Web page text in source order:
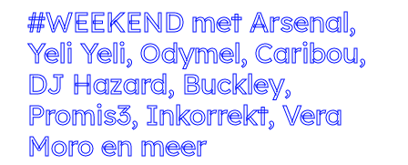
#WEEKEND met Arsenal,
Yeli Yeli, Odymel, Caribou,
DJ Hazard, Buckley,
Promis3, Inkorrekt, Vera
Moro en meer